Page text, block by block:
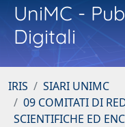
UniMC -
Digitali
IRIS
SIARI UNIMC
09 COMITATI DI
SCIENTIFICHE ED